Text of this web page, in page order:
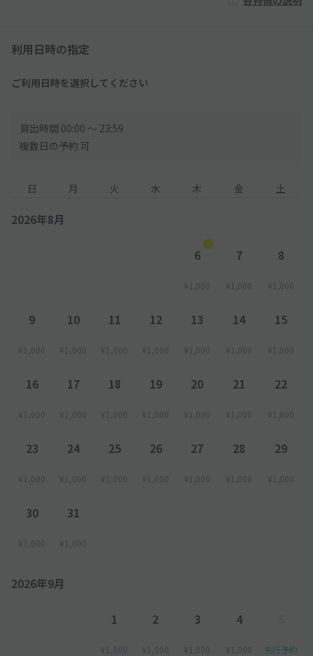
利用日時の指定
ご利用日時を選択してください
貸出時間 00:00 〜 23:59
複数日の予約 可
日 月 火 水 木 金 土
2026年8月
6
¥1,000
7
¥1,000
8
¥1,000
9
¥1,000
10
¥1,000
11
¥1,000
12
¥1,000
13
¥1,000
14
¥1,000
15
¥1,000
16
¥1,000
17
¥1,000
18
¥1,000
19
¥1,000
20
¥1,000
21
¥1,000
22
¥1,000
23
¥1,000
24
¥1,000
25
¥1,000
26
¥1,000
27
¥1,000
28
¥1,000
29
¥1,000
30
¥1,000
31
¥1,000
2026年9月
1
¥1,000
2
¥1,000
3
¥1,000
4
¥1,000 先行予約